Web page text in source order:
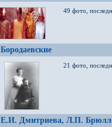
49 фото,
Бородаевские
21 фото,
Е.И. Дмитриева, Л.П.